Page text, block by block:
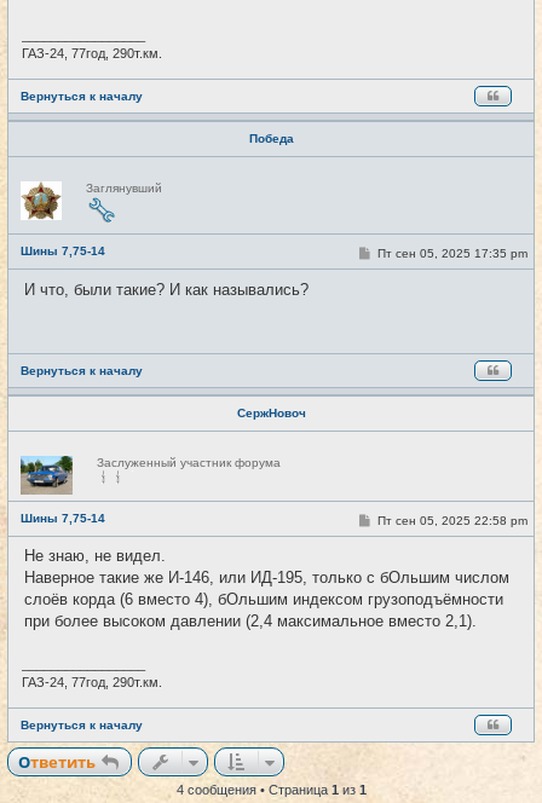
ГАЗ-24, 77год, 290т.км.
Вернуться к началу
Победа
Н
е
в
с
е
т
и
Заглянувший
Шины 7,75-14 #3
С
о
и
Пт сен 05, 2025 17:35 pm
И что, были такие? И как назывались?
Вернуться к началу
СержНовоч
Н
е
с
е
т
и
Заслуженный участник форума
Шины 7,75-14 #4
С
о
щ
н
и
Пт сен 05, 2025 22:58 pm
Не знаю, не видел.
Наверное такие же И-146, или ИД-195, только с бОльшим числом
слоёв корда (6 вместо 4), бОльшим индексом грузоподъёмности
при более высоком давлении (2,4 максимальное вместо 2,1).
ГАЗ-24, 77год, 290т.км.
Вернуться к началу
Ответить
4 сообщения • Страница 1из 1